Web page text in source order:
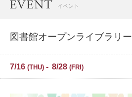
イベント
図書館オープンライブラリー
7/16 THU 8/28 FRI